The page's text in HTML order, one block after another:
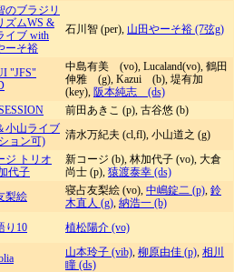
のブラジリ
ズムWS &
イブ with
ーそ裕
石川智 (per), 山田やーそ裕 (7弦g)
"JFS"
中島有美 (vo), Lucaland(vo), 鶴田
伸雅 (g), Kazui (b), 堤有加
(key), 阪本純志 (ds)
前田あきこ (p), 古谷悠 (b)
小山ライブ
ョン可)
清水万紀夫 (cl,fl), 小山道之 (g)
ジ トリオ
代子
新コージ (b), 林加代子 (vo), 大倉
尚士 (p), 猿渡泰幸 (ds)
梨絵 寝占友梨絵 (vo), 中嶋錠二 (p), 鈴
木直人 (g), 納浩一 (b)
り10 植松陽介 (vo)
山本玲子 (vib), 柳原由佳 (p), 相川
瞳 (ds)